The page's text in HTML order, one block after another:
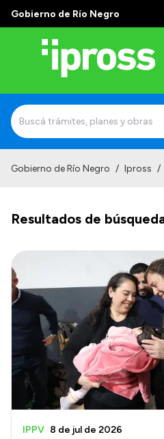
Gobierno de Río Negro
¿Qué es IPROSS?
Autoridades
Consultorios Propios
Presentación CV
Transparencia
Inversión en Salud
Licitaciones
Gobierno de Río Negro / Ipross /
Resultados de
IPPV 8 de jul de 2026